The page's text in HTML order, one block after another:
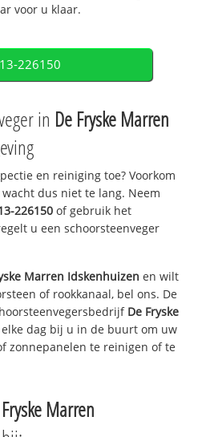
voor u klaar.
226150
in De Fryske Marren
en reiniging toe? Voorkom
dus niet te lang. Neem
226150 of gebruik het
u een schoorsteenveger
Marren Idskenhuizen en wilt
of rookkanaal, bel ons. De
De Fryske
dag bij u in de buurt om uw
zonnepanelen te reinigen of te
Marren